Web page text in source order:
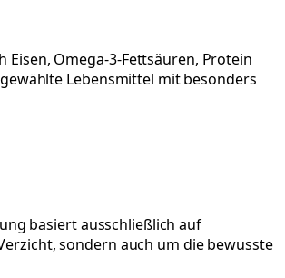
Omega-3-Fettsäuren, Protein
Lebensmittel mit besonders
basiert ausschließlich auf
sondern auch um die bewusste